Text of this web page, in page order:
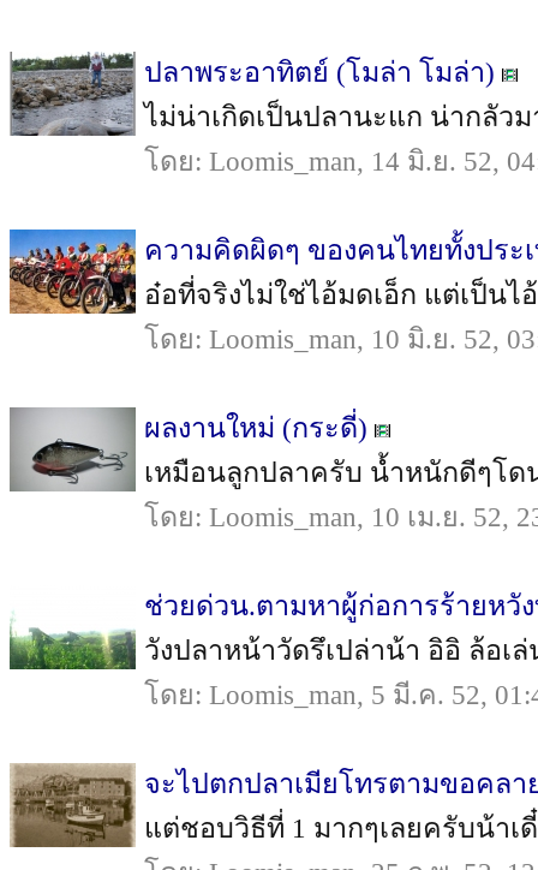
ปลาพระอาทิตย์ (โมล่า โมล่า)
ไม่น่าเกิดเป็นปลานะแก น่ากลัวม
โดย: Loomis_man, 14 มิ.ย. 52,
ความคิดผิดๆ ของคนไทยทั้งประ
อ๋อที่จริงไม่ใช่ไอ้มดเอ็ก แต่เป็นไ
โดย: Loomis_man, 10 มิ.ย. 52,
ผลงานใหม่ (กระดี่)
เหมือนลูกปลาครับ น้ำหนักดีๆโด
โดย: Loomis_man, 10 เม.ย. 52,
ช่วยด่วน.ตามหาผู้ก่อการร้ายหวั
วังปลาหน้าวัดรึเปล่าน้า อิอิ ล้อเล่
โดย: Loomis_man, 5 มี.ค. 52,
จะไปตกปลาเมียโทรตามขอคลา
แต่ชอบวิธีที่ 1 มากๆเลยครับน้าเ